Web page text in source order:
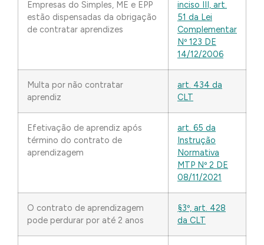
Empresas do Simples, ME e EPP
estão dispensadas da obrigação
de contratar aprendizes
inciso III, art.
51 da Lei
Complementar
Nº 123 DE
14/12/2006
Multa por não contratar
aprendiz
art. 434 da
CLT
Efetivação de aprendiz após
término do contrato de
aprendizagem
art. 65 da
Instrução
Normativa
MTP Nº 2 DE
08/11/2021
O contrato de aprendizagem
pode perdurar por até 2 anos
§3º, art. 428
da CLT